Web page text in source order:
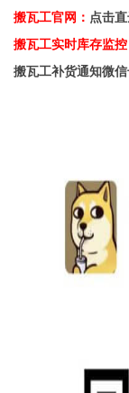
搬瓦工官网： 点击
搬瓦工实时库存监控
搬瓦工补货通知微